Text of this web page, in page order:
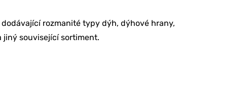
rozmanité typy dýh, dýhové hrany,
jiný související sortiment.